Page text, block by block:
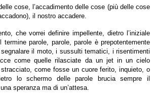
cose, l’accadimento delle cose (più delle cose
il nostro accadere.
che vorrei definire impellente, dietro l’iniziale
termine parole, parole, parole è prepotentemente
il moto, i sussulti tematici, i risentimenti
come quelle rilasciate da un jet in un cielo
come fosse un cuore ferito, inquieto, o
lo schermo delle parole brucia sempre il
speranza ma di un’attesa.